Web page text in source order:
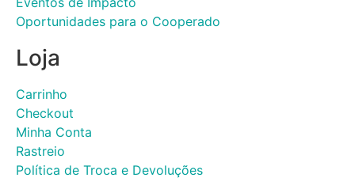
Oportunidades para o Cooperado
Loja
Carrinho
Checkout
Minha Conta
Rastreio
Política de Troca e Devoluções